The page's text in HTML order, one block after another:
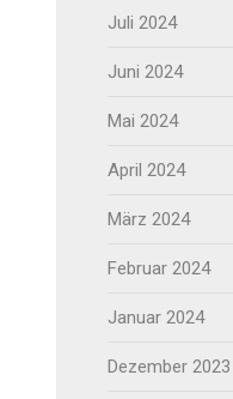
Juli 2024
Juni 2024
Mai 2024
April 2024
März 2024
Februar 2024
Januar 2024
Dezember 2023